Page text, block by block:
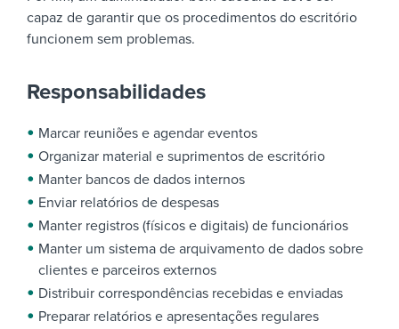
capaz de garantir que os procedimentos do escritório
funcionem sem problemas.
Responsabilidades
Marcar reuniões e agendar eventos
Organizar material e suprimentos de escritório
Manter bancos de dados internos
Enviar relatórios de despesas
Manter registros (físicos e digitais) de funcionários
Manter um sistema de arquivamento de dados sobre
clientes e parceiros externos
Distribuir correspondências recebidas e enviadas
Preparar relatórios e apresentações regulares